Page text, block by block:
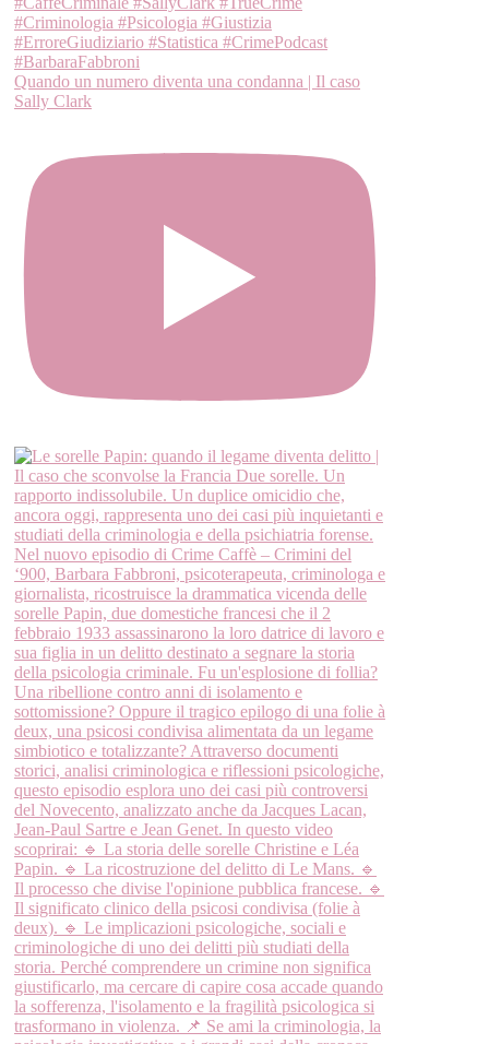
Quando un numero diventa una condanna | Il caso
Sally Clark